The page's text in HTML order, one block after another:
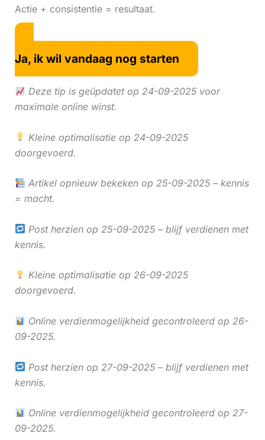
Actie + consistentie = resultaat.
Ja, ik wil vandaag nog starten
Deze tip is geüpdatet op 24-09-2025 voor
maximale online winst.
Kleine optimalisatie op 24-09-2025
doorgevoerd.
Artikel opnieuw bekeken op 25-09-2025 – kennis
= macht.
Post herzien op 25-09-2025 – blijf verdienen met
kennis.
Kleine optimalisatie op 26-09-2025
doorgevoerd.
Online verdienmogelijkheid gecontroleerd op 26-
09-2025.
Post herzien op 27-09-2025 – blijf verdienen met
kennis.
Online verdienmogelijkheid gecontroleerd op 27-
09-2025.